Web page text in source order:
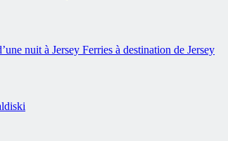
nuit à Jersey Ferries à destination de Jersey